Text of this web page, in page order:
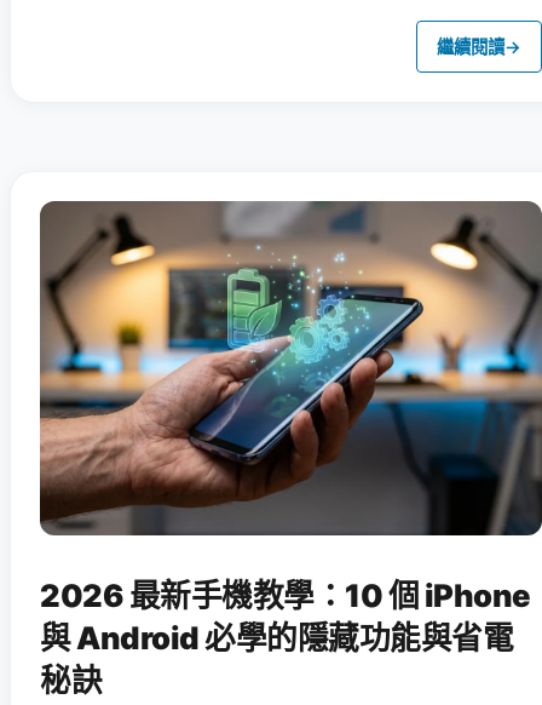
繼續閱讀→
2026 最新手機教學：10 個 iPhone
與 Android 必學的隱藏功能與省電
秘訣